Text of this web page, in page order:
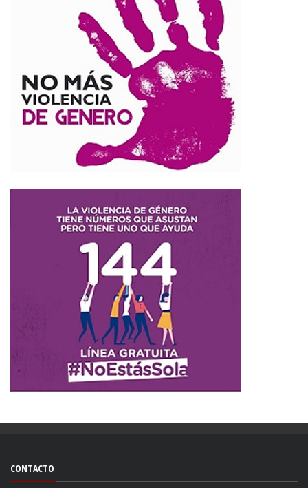
CONTACTO